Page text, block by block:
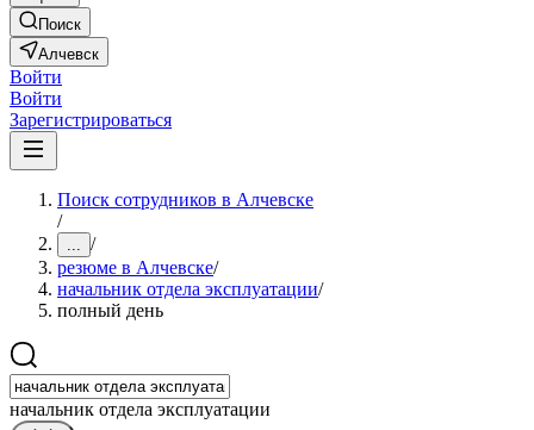
Поиск
Алчевск
Войти
Войти
Зарегистрироваться
Поиск сотрудников в Алчевске
/
... /
резюме в Алчевске/
начальник отдела эксплуатации/
полный день
начальник отдела эксплуатации